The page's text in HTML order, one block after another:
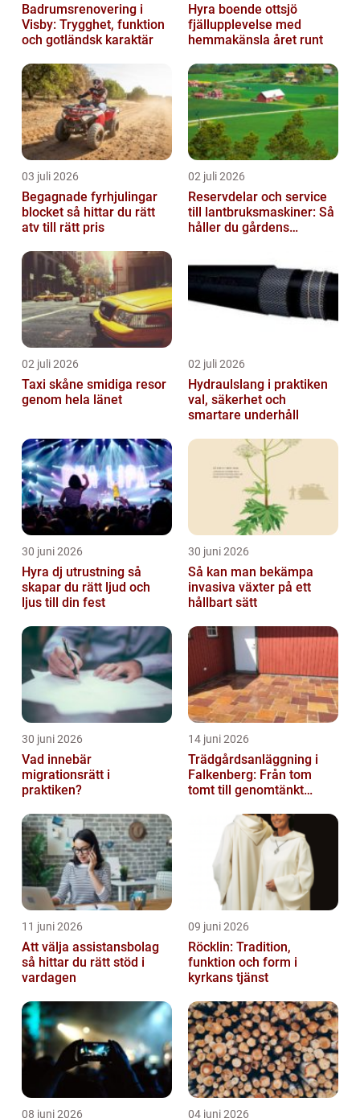
Badrumsrenovering i
Visby: Trygghet, funktion
och gotländsk karaktär
Hyra boende ottsjö
fjällupplevelse med
hemmakänsla året runt
03 juli 2026
Begagnade fyrhjulingar
blocket så hittar du rätt
atv till rätt pris
02 juli 2026
Reservdelar och service
till lantbruksmaskiner: Så
håller du gårdens
02 juli 2026
Taxi skåne smidiga resor
genom hela länet
02 juli 2026
Hydraulslang i praktiken
val, säkerhet och
smartare underhåll
30 juni 2026
Hyra dj utrustning så
skapar du rätt ljud och
ljus till din fest
30 juni 2026
Så kan man bekämpa
invasiva växter på ett
hållbart sätt
30 juni 2026
Vad innebär
migrationsrätt i
praktiken?
14 juni 2026
Trädgårdsanläggning i
Falkenberg: Från tom
tomt till genomtänkt
11 juni 2026
Att välja assistansbolag
så hittar du rätt stöd i
vardagen
09 juni 2026
Röcklin: Tradition,
funktion och form i
kyrkans tjänst
08 juni 2026 04 juni 2026